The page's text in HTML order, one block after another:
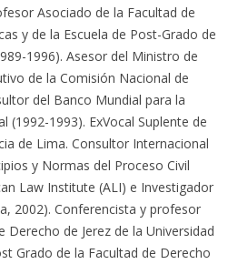
Asociado de la Facultad de
y de la Escuela de Post-Grado de
1996). Asesor del Ministro de
de la Comisión Nacional de
del Banco Mundial para la
(1992-1993). ExVocal Suplente de
de Lima. Consultor Internacional
y Normas del Proceso Civil
Law Institute (ALI) e Investigador
2002). Conferencista y profesor
Derecho de Jerez de la Universidad
Grado de la Facultad de Derecho